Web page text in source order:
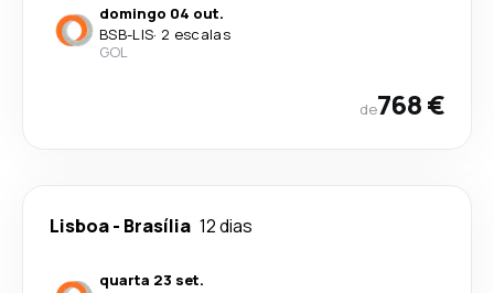
domingo 04 out.
BSB-LIS· 2 escalas
GOL
de768 €
Lisboa- Brasília 12 dias
quarta 23 set.